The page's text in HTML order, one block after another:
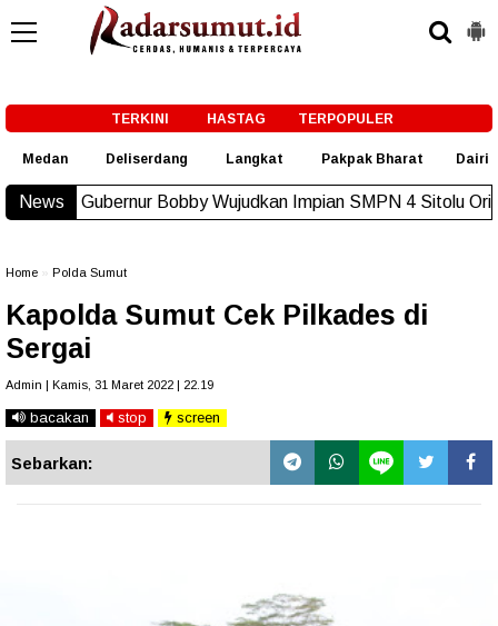
TERKINI HASTAG TERPOPULER
Medan Deliserdang Langkat Pakpak Bharat Dairi
News
Bobby Wujudkan Impian SMPN 4 Sitolu Ori Miliki Gedung
Home Polda Sumut
Kapolda Sumut Cek Pilkades di
Sergai
Admin | Kamis, 31 Maret 2022 | 22.19
bacakan stop screen
Sebarkan: